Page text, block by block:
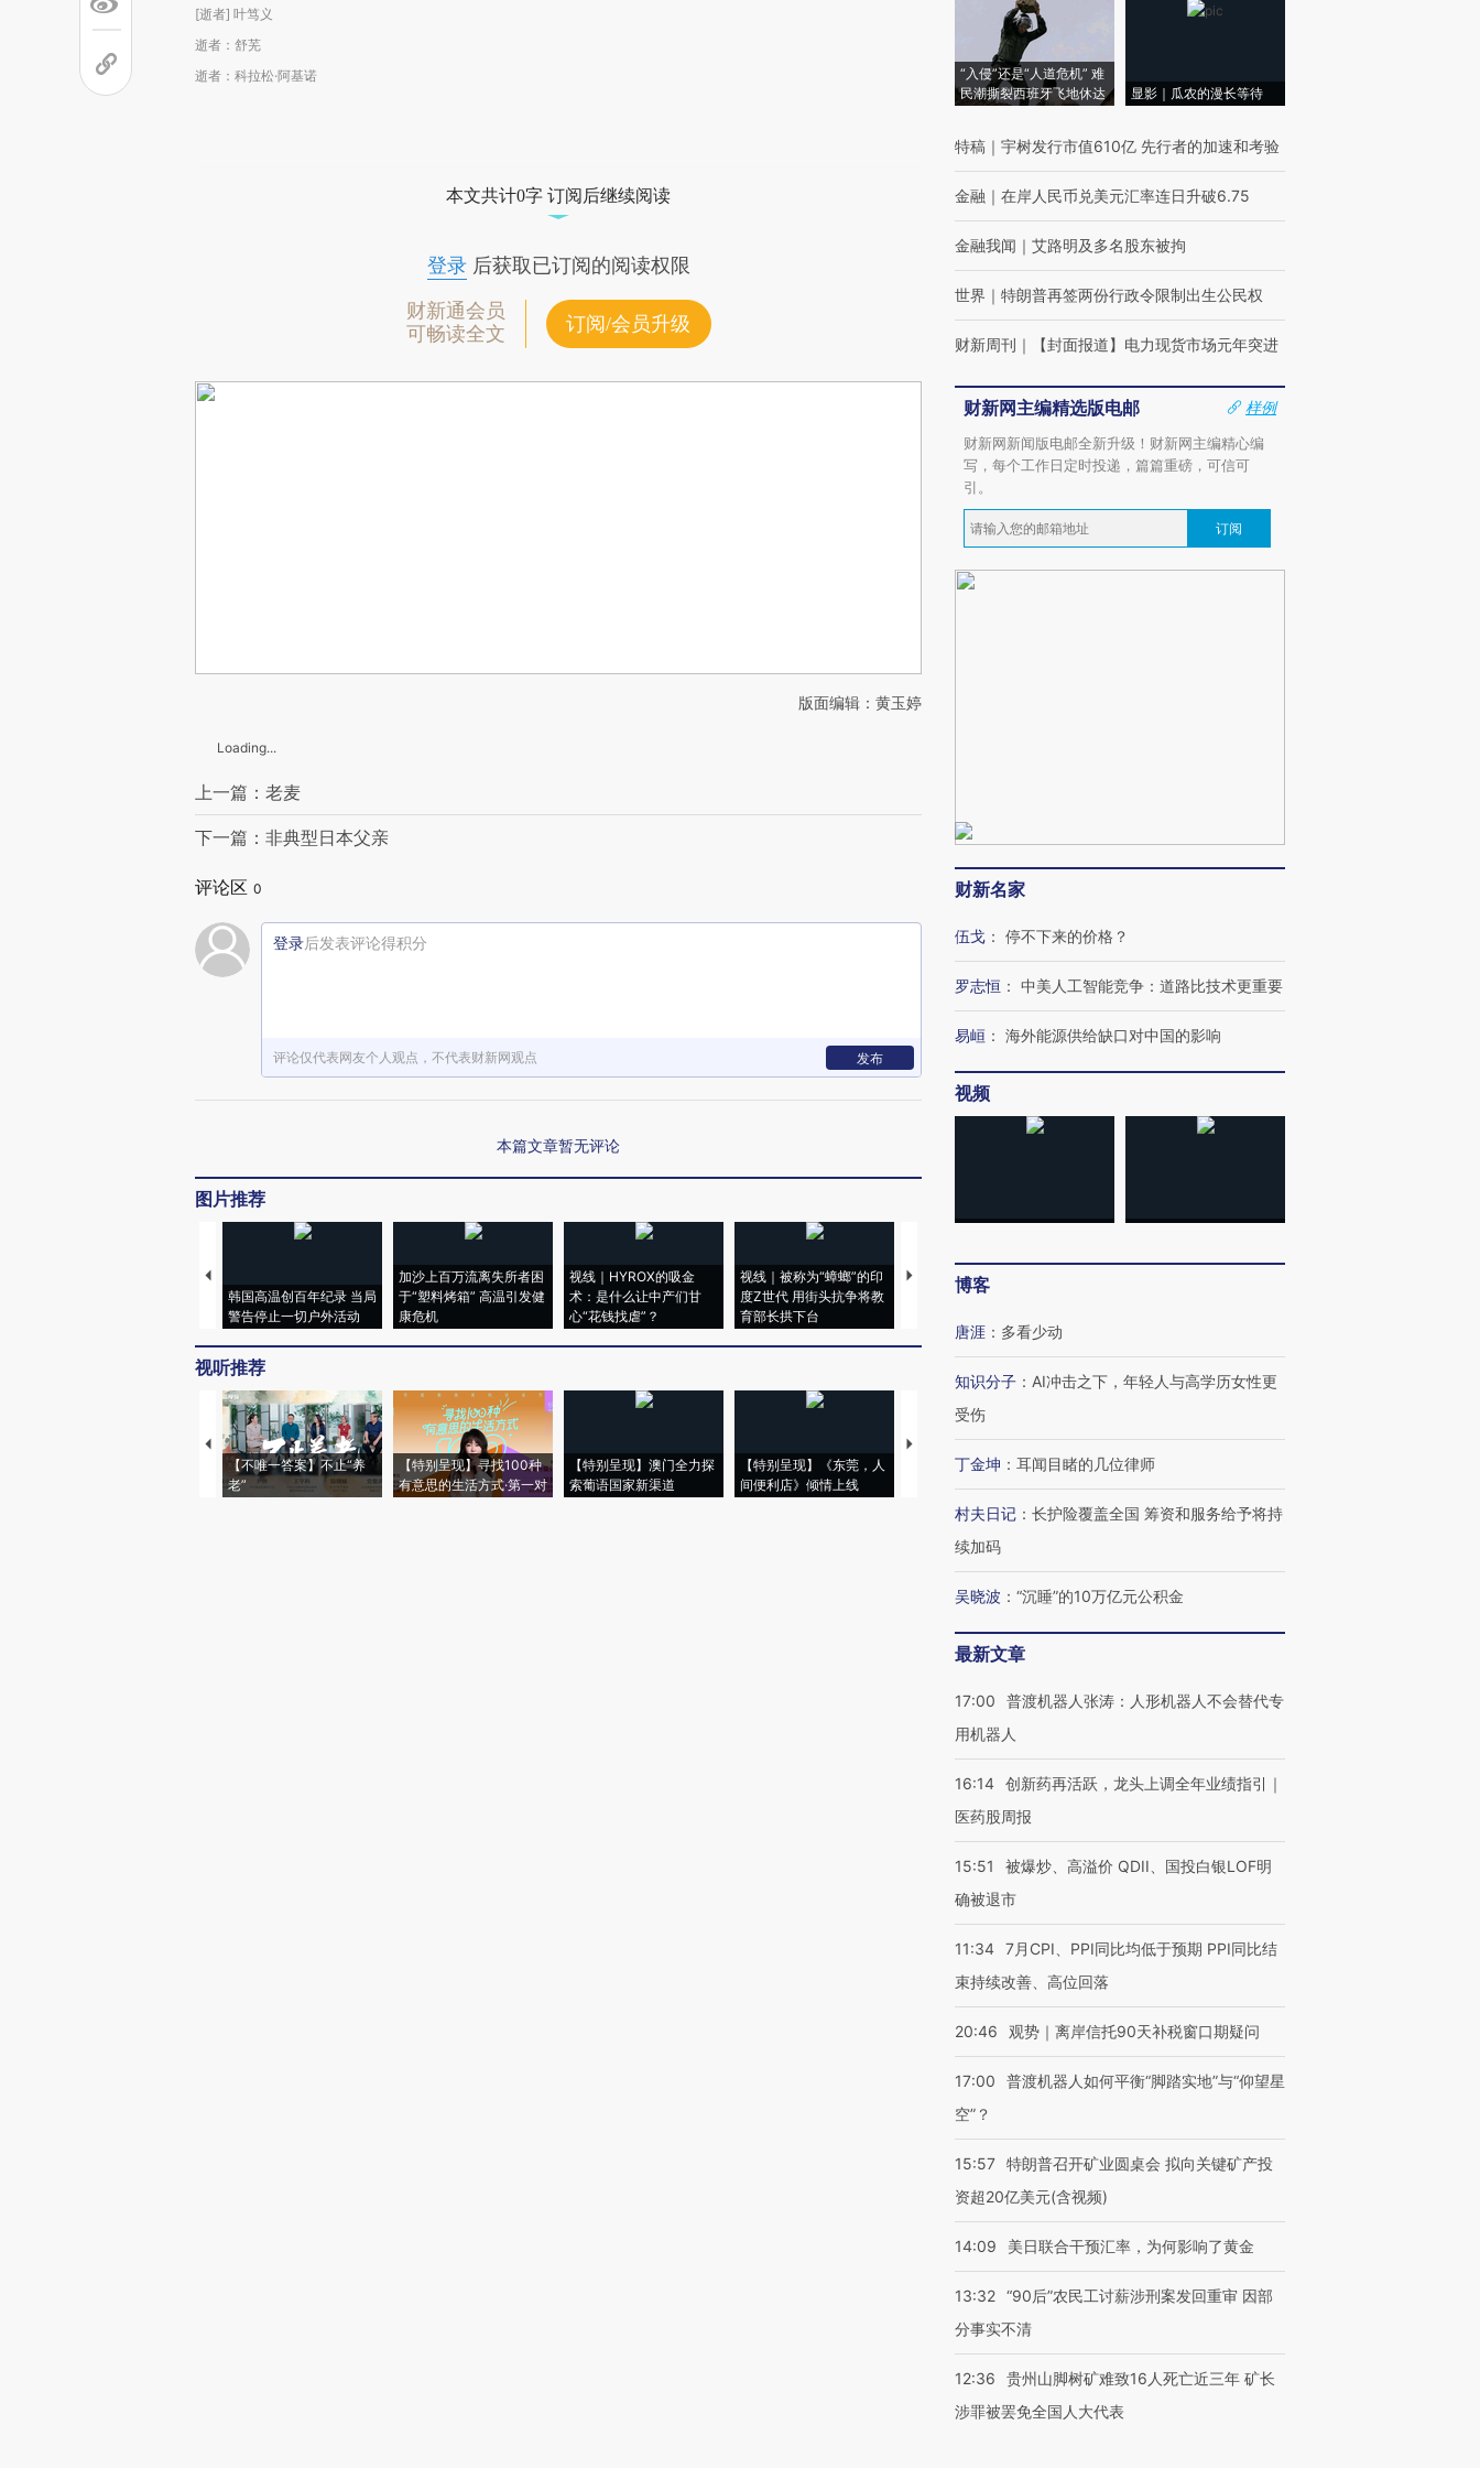
[逝者] 叶笃义
逝者：舒芜
逝者：科拉松·阿基诺
本文共计0字 订阅后继续阅读
登录后获取已订阅的阅读权限
财新通会员
可畅读全文
订阅/会员升级
版面编辑：黄玉婷
Loading...
上一篇：老麦
下一篇：非典型日本父亲
评论区 0
登录后发表评论得积分
评论仅代表网友个人观点，不代表财新网观点 发布
本篇文章暂无评论
图片推荐
韩国高温创百年纪录 当局
警告停止一切户外活动
加沙上百万流离失所者困
于“塑料烤箱” 高温引发健
康危机
视线｜HYROX的吸金
术：是什么让中产们甘
心“花钱找虐”？
视线｜被称为“蟑螂”的印
度Z世代 用街头抗争将教
育部长拱下台
视线｜“入侵”还是“人道危
机”？难民潮撕裂西班牙
视听推荐
【不唯一答案】不止“养
老”
【特别呈现】寻找100种
有意思的生活方式·第一对
【特别呈现】澳门全力探
索葡语国家新渠道
【特别呈现】《东莞，人
间便利店》倾情上线
【推广】走进第四届链博
会，让数智科技“链”接产
【特别呈现】寻找100种
有意思的生活方式·第三对
【商旅对话】华住集团
住三大增长引擎是什么？
“入侵”还是“人道危机” 难
民潮撕裂西班牙飞地休达
显影｜瓜农的漫长等待
特稿 ｜ 宇树发行市值610亿 先行者的加速和考验
金融 ｜ 在岸人民币兑美元汇率连日升破6.75
金融我闻 ｜ 艾路明及多名股东被拘
世界 ｜ 特朗普再签两份行政令限制出生公民权
财新周刊 ｜ 【封面报道】电力现货市场元年突进
财新网主编精选版电邮
样例
财新网新闻版电邮全新升级！财新网主编精心编
写，每个工作日定时投递，篇篇重磅，可信可
引。
订阅
财新名家
伍戈 ： 停不下来的价格？
罗志恒 ： 中美人工智能竞争：道路比技术更重要
易峘 ： 海外能源供给缺口对中国的影响
视频
博客
唐涯 ： 多看少动
知识分子 ： AI冲击之下，年轻人与高学历女性更
受伤
丁金坤 ： 耳闻目睹的几位律师
村夫日记 ： 长护险覆盖全国 筹资和服务给予将持
续加码
吴晓波 ： “沉睡”的10万亿元公积金
最新文章
17:00
普渡机器人张涛：人形机器人不会替代专
用机器人
16:14 创新药再活跃，龙头上调全年业绩指引｜
医药股周报
15:51
被爆炒、高溢价 QDII、国投白银LOF明
确被退市
11:34 7月CPI、PPI同比均低于预期 PPI同比结
束持续改善、高位回落
20:46 观势｜离岸信托90天补税窗口期疑问
17:00
普渡机器人如何平衡“脚踏实地”与“仰望星
空”？
15:57 特朗普召开矿业圆桌会 拟向关键矿产投
资超20亿美元(含视频)
14:09 美日联合干预汇率，为何影响了黄金
13:32 “90后”农民工讨薪涉刑案发回重审 因部
分事实不清
12:36
贵州山脚树矿难致16人死亡近三年 矿长
涉罪被罢免全国人大代表